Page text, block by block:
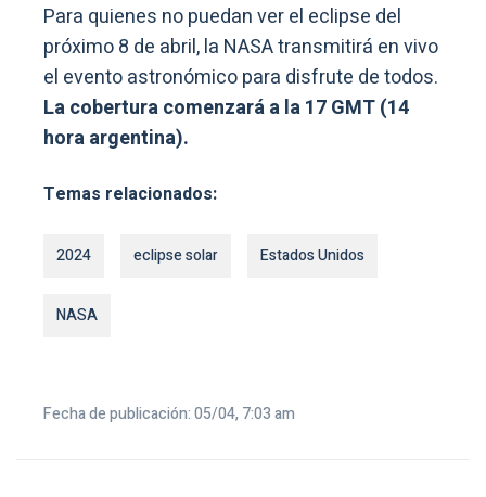
Para quienes no puedan ver el eclipse del
próximo 8 de abril, la NASA transmitirá en vivo
el evento astronómico para disfrute de todos.
La cobertura comenzará a la 17 GMT (14
hora argentina).
Temas relacionados:
2024 eclipse solar Estados Unidos
NASA
Fecha de publicación: 05/04, 7:03 am